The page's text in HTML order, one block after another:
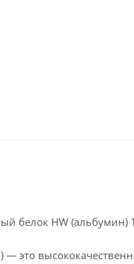
белок HW (альбумин)
это